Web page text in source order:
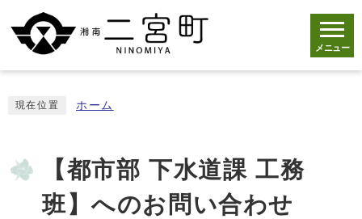
メニュー
現在位置 ホーム
【都市部 下水道課 工務
班】へのお問い合わせ